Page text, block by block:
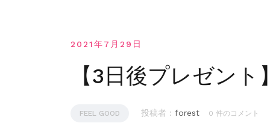
2021年7月29日
【3日後プレゼント
FEEL GOOD 投稿者 : forest 0 件のコメント